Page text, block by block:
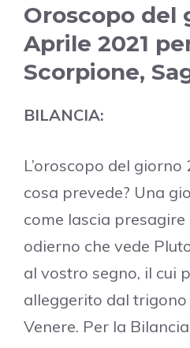
Oroscopo del
Aprile 2021
Scorpione,
BILANCIA:
L’oroscopo del
cosa prevede? Una
come lascia
odierno che vede
al vostro segno, il cui
alleggerito dal trigono
Venere. Per la